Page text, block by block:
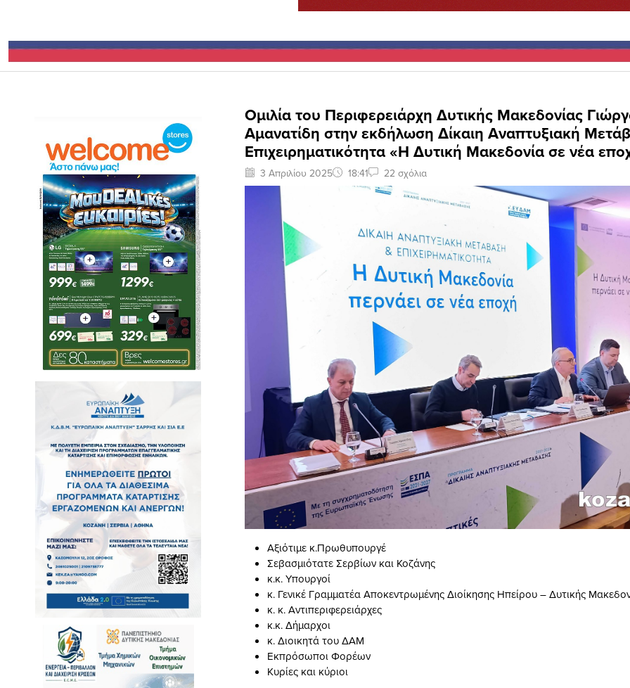
Ομιλία του Περιφερειάρχη Δυτικής Μακεδονίας
Αμανατίδη στην εκδήλωση Δίκαιη Αναπτυξιακή
Επιχειρηματικότητα «Η Δυτική Μακεδονία σε νέα
3 Απριλίου 2025 18:41 22 σχόλια
Αξιότιμε κ.Πρωθυπουργέ
Σεβασμιότατε Σερβίων και Κοζάνης
κ.κ. Υπουργοί
κ. Γενικέ Γραμματέα Αποκεντρωμένης Διοίκησης Ηπείρου – Δυτικής
κ. κ. Αντιπεριφερειάρχες
κ.κ. Δήμαρχοι
κ. Διοικητά του ΔΑΜ
Εκπρόσωποι Φορέων
Κυρίες και κύριοι